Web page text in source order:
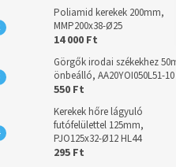
Poliamid kerekek 200mm,
MMP200x38-Ø25
14 000 Ft
Görgők irodai székekhez
önbeálló, AA20YOI050L51-10
550 Ft
Kerekek hőre lágyuló
futófelülettel 125mm,
PJO125x32-Ø12 HL44
295 Ft